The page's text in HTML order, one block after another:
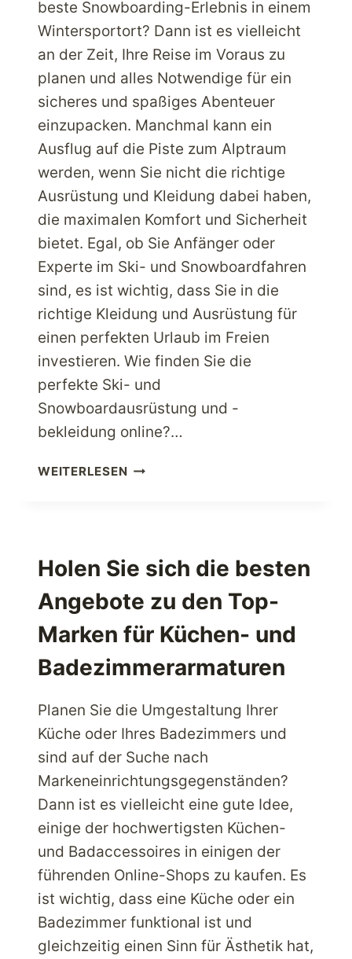
beste Snowboarding-Erlebnis in einem
Wintersportort? Dann ist es vielleicht
an der Zeit, Ihre Reise im Voraus zu
planen und alles Notwendige für ein
sicheres und spaßiges Abenteuer
einzupacken. Manchmal kann ein
Ausflug auf die Piste zum Alptraum
werden, wenn Sie nicht die richtige
Ausrüstung und Kleidung dabei haben,
die maximalen Komfort und Sicherheit
bietet. Egal, ob Sie Anfänger oder
Experte im Ski- und Snowboardfahren
sind, es ist wichtig, dass Sie in die
richtige Kleidung und Ausrüstung für
einen perfekten Urlaub im Freien
investieren. Wie finden Sie die
perfekte Ski- und
Snowboardausrüstung und -
bekleidung online?…
WEITERLESENINVESTIEREN
HOCHWERTIGE
SKI-
UND
SNOWBOARDAUSRÜSTUNG
UND
BEKLEIDUNG
Holen Sie sich die besten
Angebote zu den Top-
Marken für Küchen- und
Badezimmerarmaturen
Planen Sie die Umgestaltung Ihrer
Küche oder Ihres Badezimmers und
sind auf der Suche nach
Markeneinrichtungsgegenständen?
Dann ist es vielleicht eine gute Idee,
einige der hochwertigsten Küchen-
und Badaccessoires in einigen der
führenden Online-Shops zu kaufen. Es
ist wichtig, dass eine Küche oder ein
Badezimmer funktional ist und
gleichzeitig einen Sinn für Ästhetik hat,